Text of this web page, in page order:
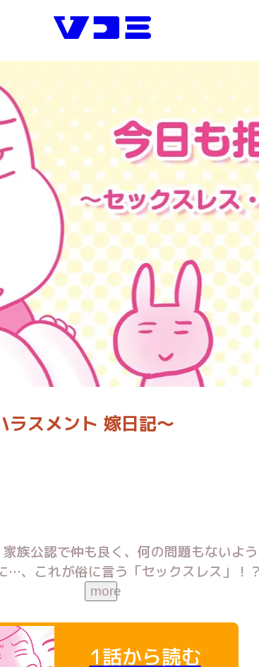
ラスメント 嫁日記〜
族公認で仲も良く、何の問題もないよ
、これが俗に言う「セックスレス」！
カレは、セックスレス問題 抱えていませんか――…？
more
1話から読む